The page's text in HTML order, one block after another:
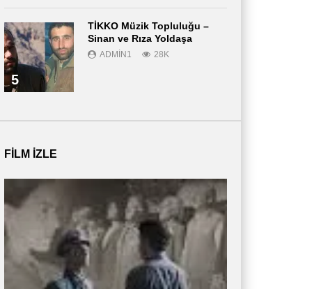
5
TİKKO Müzik Topluluğu –
Sinan ve Rıza Yoldaşa
ADMIN1 28K
FILM IZLE